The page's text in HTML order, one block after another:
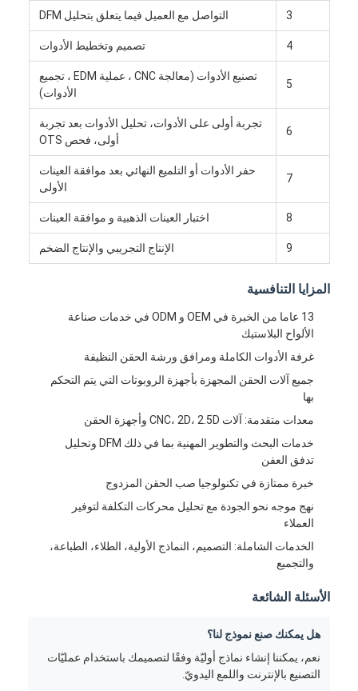
معلومات عنا
جولة في المعمل
اتصل بنا
نتحدث الآن
خدمة صب حقن البلاستيك
صب حقن مزدوج
صب حقن دقيقة
حقن صب طلقة واحدة
صب حقن صب
صب حقن OEM
حقن صب الإلكترونيات
صب حقن السيليكون
3 التواصل مع العميل فيما يتعلق بتحليل DFM
4 تصميم وتخطيط الأدوات
5
تصنيع الأدوات (معالجة CNC ، عملية EDM ، تجميع
الأدوات)
6
تجربة أولى على الأدوات، تحليل الأدوات بعد تجربة
أولى، فحص OTS
7
حفر الأدوات أو التلميع النهائي بعد موافقة العينات
الأولى
8 اختبار العينات الذهبية و موافقة العينات
9 الإنتاج التجريبي والإنتاج الضخم
المزايا التنافسية
13 عاما من الخبرة في OEM و ODM في خدمات صناعة
الألواح البلاستيك
غرفة الأدوات الكاملة ومرافق ورشة الحقن النظيفة
جميع آلات الحقن المجهزة بأجهزة الروبوتات التي يتم التحكم
بها
معدات متقدمة: آلات CNC، 2D، 2.5D وأجهزة الحقن
خدمات البحث والتطوير المهنية بما في ذلك DFM وتحليل
تدفق العفن
خبرة ممتازة في تكنولوجيا صب الحقن المزدوج
نهج موجه نحو الجودة مع تحليل محركات التكلفة لتوفير
العملاء
الخدمات الشاملة: التصميم، النماذج الأولية، الطلاء، الطباعة،
والتجميع
الأسئلة الشائعة
هل يمكنك صنع نموذج لنا؟
نعم، يمكننا إنشاء نماذج أوليّة وفقًا لتصميمك باستخدام عمليّات
التصنيع بالإنترنت واللمع اليدويّ.